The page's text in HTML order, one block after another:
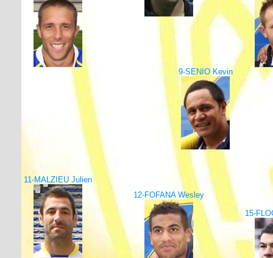
9-SENIO Kevin
11-MALZIEU Julien
12-FOFANA Wesley
15-